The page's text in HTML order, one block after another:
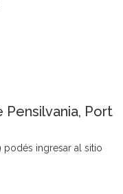
Pensilvania, Port
podés ingresar al sitio